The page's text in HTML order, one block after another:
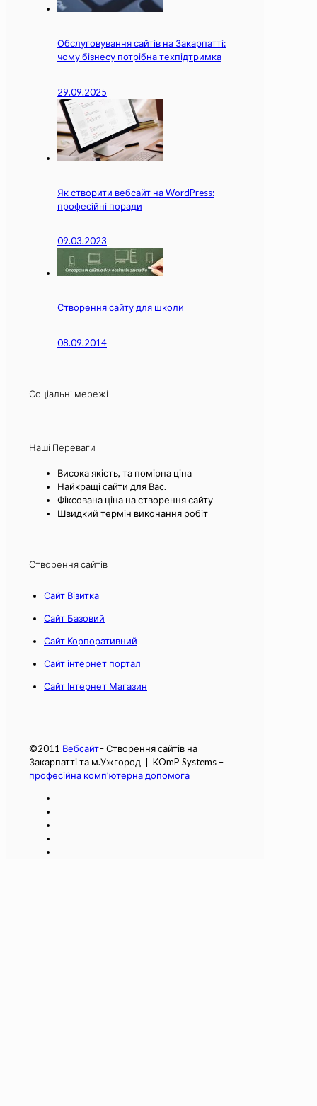
Обслуговування сайтів на Закарпатті:
чому бізнесу потрібна техпідтримка
29.09.2025
Як створити вебсайт на WordPress:
професійні поради
09.03.2023
Створення сайту для школи
08.09.2014
Соціальні мережі
Наші Переваги
Висока якість, та помірна ціна
Найкращі сайти для Вас.
Фіксована ціна на створення сайту
Швидкий термін виконання робіт
Створення сайтів
Сайт Візитка
Сайт Базовий
Сайт Корпоративний
Сайт інтернет портал
Сайт Інтернет Магазин
©2011 Вебсайт– Створення сайтів на
Закарпатті та м.Ужгород | KOmP Systems –
професійна комп’ютерна допомога